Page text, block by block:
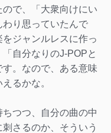
で、「大衆向けにい
り思っていたんで
ジャンルレスに作っ
自分なりのJ-POPと
。なので、ある意味
るかな。
ちつつ、自分の曲の中
さるのか、そういう